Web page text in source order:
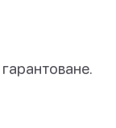
гарантоване.